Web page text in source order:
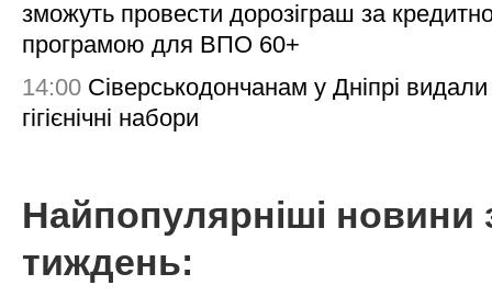
зможуть провести дорозіграш за
програмою для ВПО 60+
14:00 Сіверськодончанам у Дніпрі видали
гігієнічні набори
Найпопулярніші новини
тиждень: